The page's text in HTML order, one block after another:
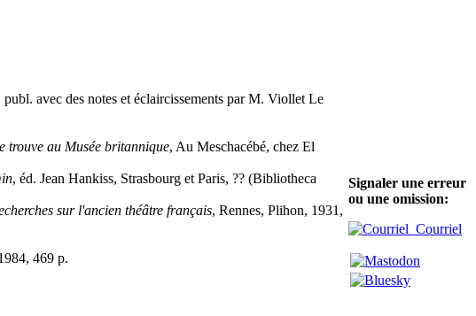
publ. avec des notes et éclaircissements par M. Viollet Le
trouve au Musée britannique, Au Meschacébé, chez El
, éd. Jean Hankiss, Strasbourg et Paris, ?? (Bibliotheca
sur l'ancien théâtre français, Rennes, Plihon, 1931,
469 p.
Signaler une erreur
ou une omission:
Courriel